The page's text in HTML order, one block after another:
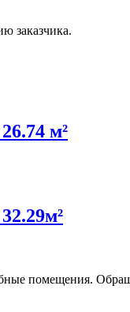
заказчика.
м²
помещения.